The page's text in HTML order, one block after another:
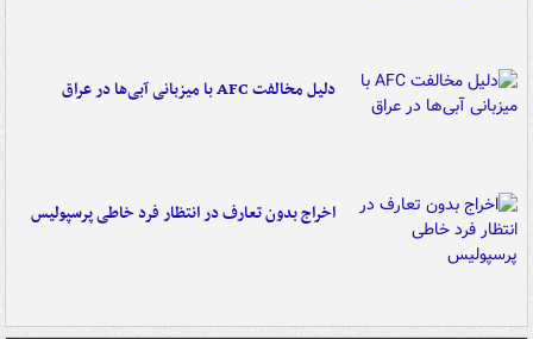
دلیل مخالفت AFC با میزبانی آبی‌ها در عراق
اخراج بدون تعارف در انتظار فرد خاطی پرسپولیس